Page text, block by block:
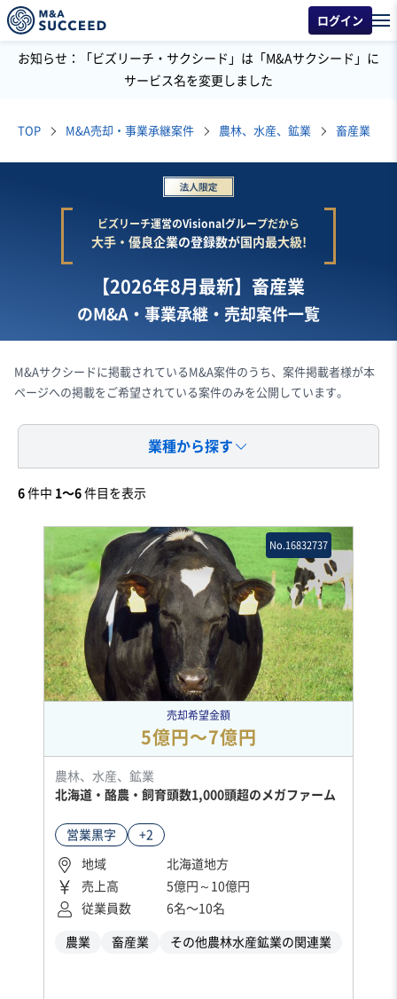
ログイン
お知らせ：「ビズリーチ・サクシード」は「M&Aサクシード」に
サービス名を変更しました
TOP M&A売却・事業承継案件 農林、水産、鉱業 畜産業
ビズリーチ運営のVisionalグループだから
大手・優良企業の登録数が国内最大級!
【2026年8月最新】畜産業
のM&A・事業承継・売却案件一覧
M&Aサクシードに掲載されているM&A案件のうち、案件掲載者様が本
ページへの掲載をご希望されている案件のみを公開しています。
業種から探す
6 件中 1〜6 件目を表示
No.16832737
売却希望金額
5億円〜7億円
農林、水産、鉱業
北海道・酪農・飼育頭数1,000頭超のメガファーム
営業黒字 +2
地域
北海道地方
売上高
5億円～10億円
従業員数
6名〜10名
農業 畜産業 その他農林水産鉱業の関連業